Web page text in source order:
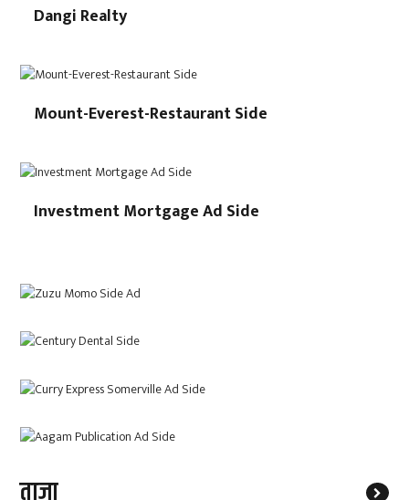
Dangi Realty
Mount-Everest-Restaurant Side
Investment Mortgage Ad Side